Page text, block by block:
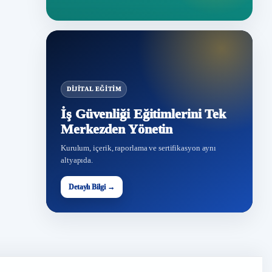
DIJITAL EĞITIM
İş Güvenliği Eğitimlerini Tek
Merkezden Yönetin
Kurulum, içerik, raporlama ve sertifikasyon aynı
altyapıda.
Detaylı Bilgi →